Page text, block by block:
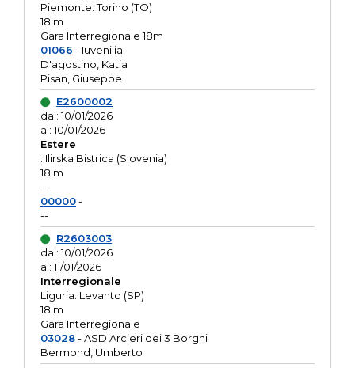
Piemonte: Torino (TO)
18 m
Gara Interregionale 18m
01066 - Iuvenilia
D'agostino, Katia
Pisan, Giuseppe
E2600002
dal: 10/01/2026
al: 10/01/2026
Estere
: Ilirska Bistrica (Slovenia)
18 m
--
00000-
--
R2603003
dal: 10/01/2026
al: 11/01/2026
Interregionale
Liguria: Levanto (SP)
18 m
Gara Interregionale
03028- ASD Arcieri dei 3 Borghi
Bermond, Umberto